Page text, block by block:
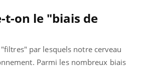
t-on le "biais de
par lesquels notre cerveau
Parmi les nombreux biais